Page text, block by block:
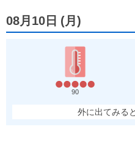
08月10日 (月 )
90
外に出てみる